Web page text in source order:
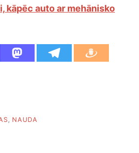
kāpēc auto ar mehānisko
NAUDA